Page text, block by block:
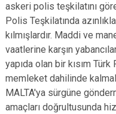
askeri polis teşkilatını
Polis Teşkilatında
kılmışlardır. Maddi ve
vaatlerine karşın
yapıda olan bir kısım
memleket dahilinde
MALTA'ya sürgüne
amaçları doğrultusunda